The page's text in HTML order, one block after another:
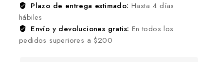
Plazo de entrega estimado: Hasta 4 días
hábiles
Envío y devoluciones gratis: En todos los
pedidos superiores a $200